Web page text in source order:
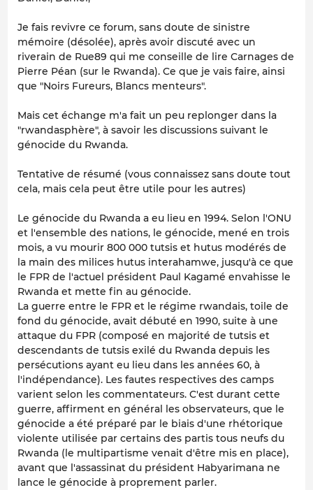
Je fais revivre ce forum, sans doute de sinistre
mémoire (désolée), après avoir discuté avec un
riverain de Rue89 qui me conseille de lire Carnages de
Pierre Péan (sur le Rwanda). Ce que je vais faire, ainsi
que "Noirs Fureurs, Blancs menteurs".
Mais cet échange m'a fait un peu replonger dans la
"rwandasphère", à savoir les discussions suivant le
génocide du Rwanda.
Tentative de résumé (vous connaissez sans doute tout
cela, mais cela peut être utile pour les autres)
Le génocide du Rwanda a eu lieu en 1994. Selon l'ONU
et l'ensemble des nations, le génocide, mené en trois
mois, a vu mourir 800 000 tutsis et hutus modérés de
la main des milices hutus interahamwe, jusqu'à ce que
le FPR de l'actuel président Paul Kagamé envahisse le
Rwanda et mette fin au génocide.
La guerre entre le FPR et le régime rwandais, toile de
fond du génocide, avait débuté en 1990, suite à une
attaque du FPR (composé en majorité de tutsis et
descendants de tutsis exilé du Rwanda depuis les
persécutions ayant eu lieu dans les années 60, à
l'indépendance). Les fautes respectives des camps
varient selon les commentateurs. C'est durant cette
guerre, affirment en général les observateurs, que le
génocide a été préparé par le biais d'une rhétorique
violente utilisée par certains des partis tous neufs du
Rwanda (le multipartisme venait d'être mis en place),
avant que l'assassinat du président Habyarimana ne
lance le génocide à proprement parler.